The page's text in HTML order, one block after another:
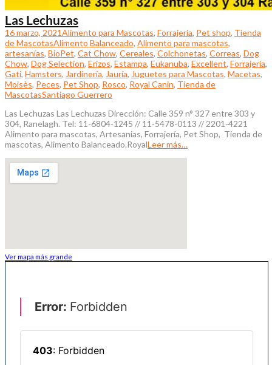
Las Lechuzas
16 marzo, 2021Alimento para Mascotas, Forrajería, Pet shop, Tienda
de MascotasAlimento Balanceado, Alimento para mascotas,
artesanías, BioPet, Cat Chow, Cereales, Colchonetas, Correas, Dog
Chow, Dog Selection, Erizos, Estampa, Eukanuba, Excellent, Forrajería,
Gati, Hamsters, Jardinería, Jauría, Juguetes para Mascotas, Macetas,
Moisès, Peces, Pet Shop, Rosco, Royal Canin, Tienda de
MascotasSantiago Guerrero
Las Lechuzas Las Lechuzas Dirección: Calle 359 n° 327 entre 303 y
304, Ranelagh. Tel: 11-6804-1245 // 11-5478-0113 // 2201-4221
Alimento para mascotas, Artesanias, Forrajería, Pet Shop, Tienda de
mascotas, Alimento Balanceado.RoyalLeer más…
Ver mapa más grande